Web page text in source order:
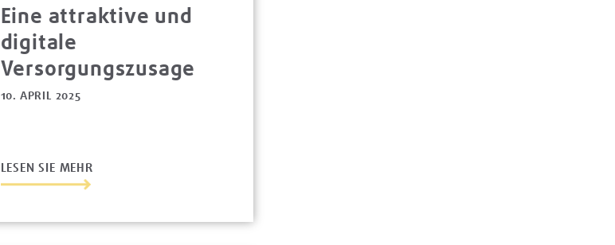
Eine attraktive und
digitale
Versorgungszusage
10. APRIL 2025
LESEN SIE MEHR